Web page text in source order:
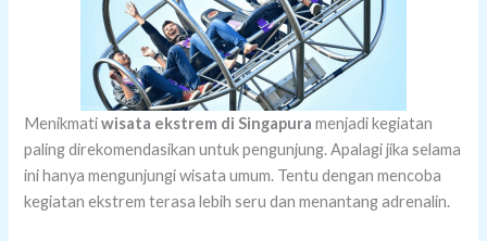
Menikmatiwisata ekstrem di Singapura menjadi kegiatan
paling direkomendasikan untuk pengunjung. Apalagi jika selama
ini hanya mengunjungi wisata umum. Tentu dengan mencoba
kegiatan ekstrem terasa lebih seru dan menantang adrenalin.